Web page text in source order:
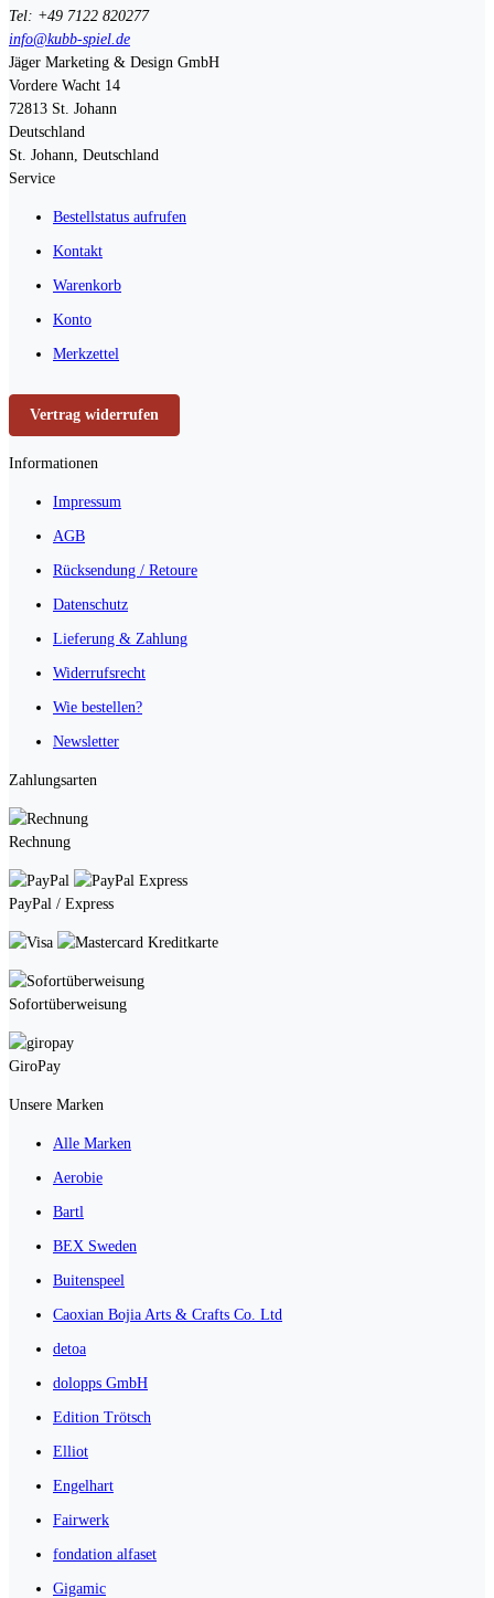
Tel: +49 7122 820277
info@kubb-spiel.de
Jäger Marketing & Design GmbH
Vordere Wacht 14
72813 St. Johann
Deutschland
St. Johann, Deutschland
Service
Bestellstatus aufrufen
Kontakt
Warenkorb
Konto
Merkzettel
Vertrag widerrufen
Informationen
Impressum
AGB
Rücksendung / Retoure
Datenschutz
Lieferung & Zahlung
Widerrufsrecht
Wie bestellen?
Newsletter
Zahlungsarten
Rechnung
PayPal / Express
Kreditkarte
Sofortüberweisung
GiroPay
Unsere Marken
Alle Marken
Aerobie
Bartl
BEX Sweden
Buitenspeel
Caoxian Bojia Arts & Crafts Co. Ltd
detoa
dolopps GmbH
Edition Trötsch
Elliot
Engelhart
Fairwerk
fondation alfaset
Gigamic